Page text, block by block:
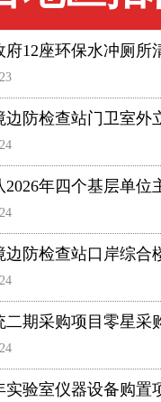
12座环保水冲厕
防检查站门卫室外
年四个基层单
防检查站口岸综
期采购项目零星采
实验室仪器设备购置